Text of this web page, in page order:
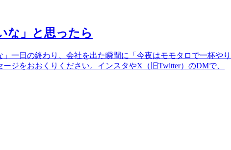
な」と思ったら
一日の終わり、会社を出た瞬間に「今夜はモモタロで一杯やり
ジをおおくりください。インスタやX（旧Twitter）のDMで、